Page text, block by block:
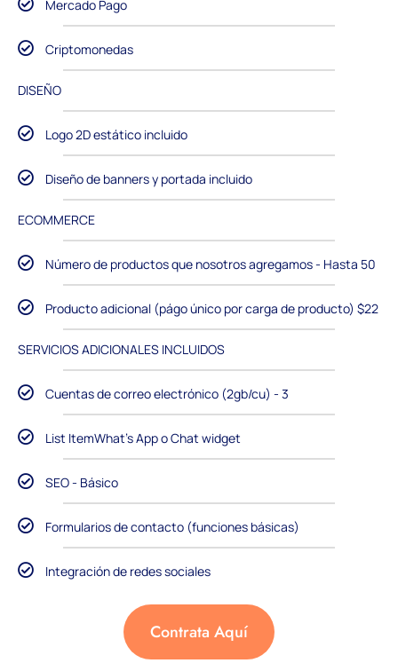
Mercado Pago
Criptomonedas
DISEÑO
Logo 2D estático incluido
Diseño de banners y portada incluido
ECOMMERCE
Número de productos que nosotros agregamos - Hasta 50
Producto adicional (págo único por carga de producto) $22
SERVICIOS ADICIONALES INCLUIDOS
Cuentas de correo electrónico (2gb/cu) - 3
List ItemWhat's App o Chat widget
SEO - Básico
Formularios de contacto (funciones básicas)
Integración de redes sociales
Contrata Aquí